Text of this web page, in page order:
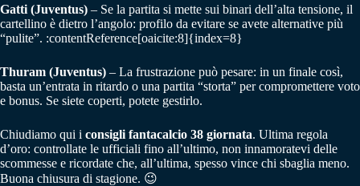
Gatti (Juventus) – Se la partita si mette sui binari dell’alta tensione, il
cartellino è dietro l’angolo: profilo da evitare se avete alternative più
“pulite”. :contentReference[oaicite:8]{index=8}
Thuram (Juventus) – La frustrazione può pesare: in un finale così,
basta un’entrata in ritardo o una partita “storta” per compromettere voto
e bonus. Se siete coperti, potete gestirlo.
Chiudiamo qui i consigli fantacalcio 38 giornata. Ultima regola
d’oro: controllate le ufficiali fino all’ultimo, non innamoratevi delle
scommesse e ricordate che, all’ultima, spesso vince chi sbaglia meno.
Buona chiusura di stagione. 😉